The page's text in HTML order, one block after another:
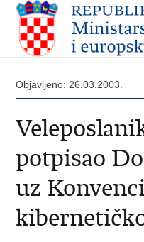
Objavljeno: 26.03.2003.
potpisao
uz